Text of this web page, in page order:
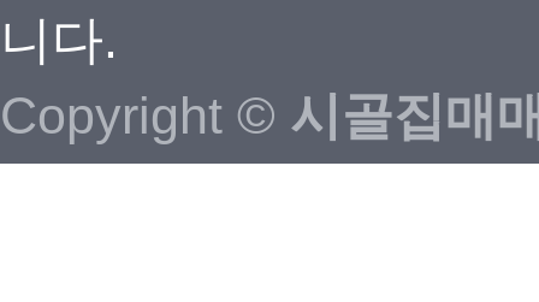
니다.
Copyright © 시골집매